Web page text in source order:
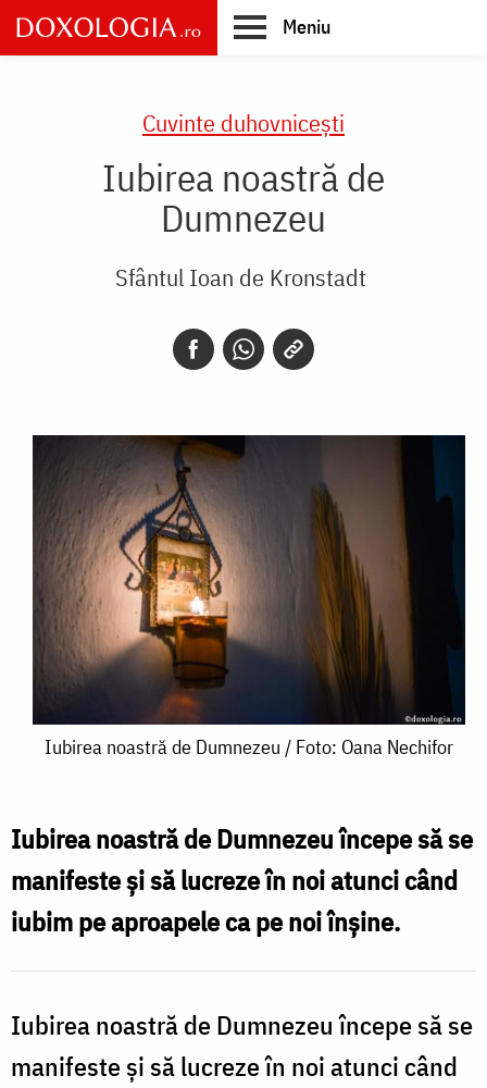
Skip
to
main
Meniu
Cuvinte duhovnicești
Iubirea noastră de
Dumnezeu
Sfântul Ioan de Kronstadt
Iubirea
Dumnezeu
/
Foto:
Oana
Nechifor
Iubirea noastră de Dumnezeu / Foto: Oana Nechifor
Iubirea noastră de Dumnezeu începe să se
manifeste și să lucreze în noi atunci când
iubim pe aproapele ca pe noi înșine.
Iubirea noastră de Dumnezeu începe să se
manifeste şi să lucreze în noi atunci când